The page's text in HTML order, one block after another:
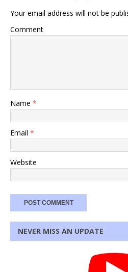
Your email address will not be
Comment
Name *
Email *
Website
NEVER MISS AN UPDATE